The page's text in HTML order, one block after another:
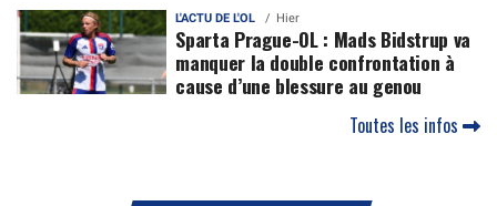
L'ACTU DE L'OL Hier
Sparta Prague-OL : Mads Bidstrup va
manquer la double confrontation à
cause d’une blessure au genou
Toutes les infos